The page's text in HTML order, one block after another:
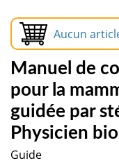
Aucun
Manuel de
pour la
guidée par
Physicien
Guide